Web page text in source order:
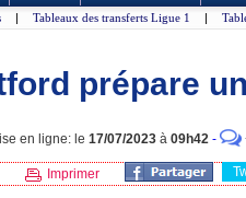
| Tableaux des transferts Ligue 1 |
prépare
en ligne: le 17/07/2023 à 09h42 -
Imprimer